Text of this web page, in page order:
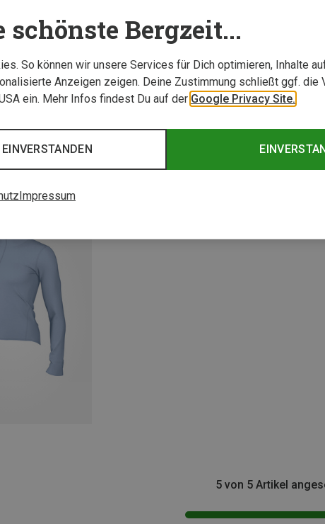
S M L XL
Nike
XS
5 von 5 Artikel
schönste Bergzeit...
So können wir unsere Services für Dich optimieren, Inhalte
Anzeigen zeigen. Deine Zustimmung schließt ggf. die
ein. Mehr Infos findest Du auf der Google Privacy Site.
Impressum